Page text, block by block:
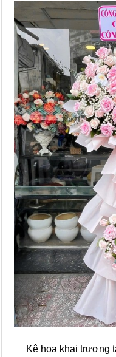
Kệ hoa khai trương